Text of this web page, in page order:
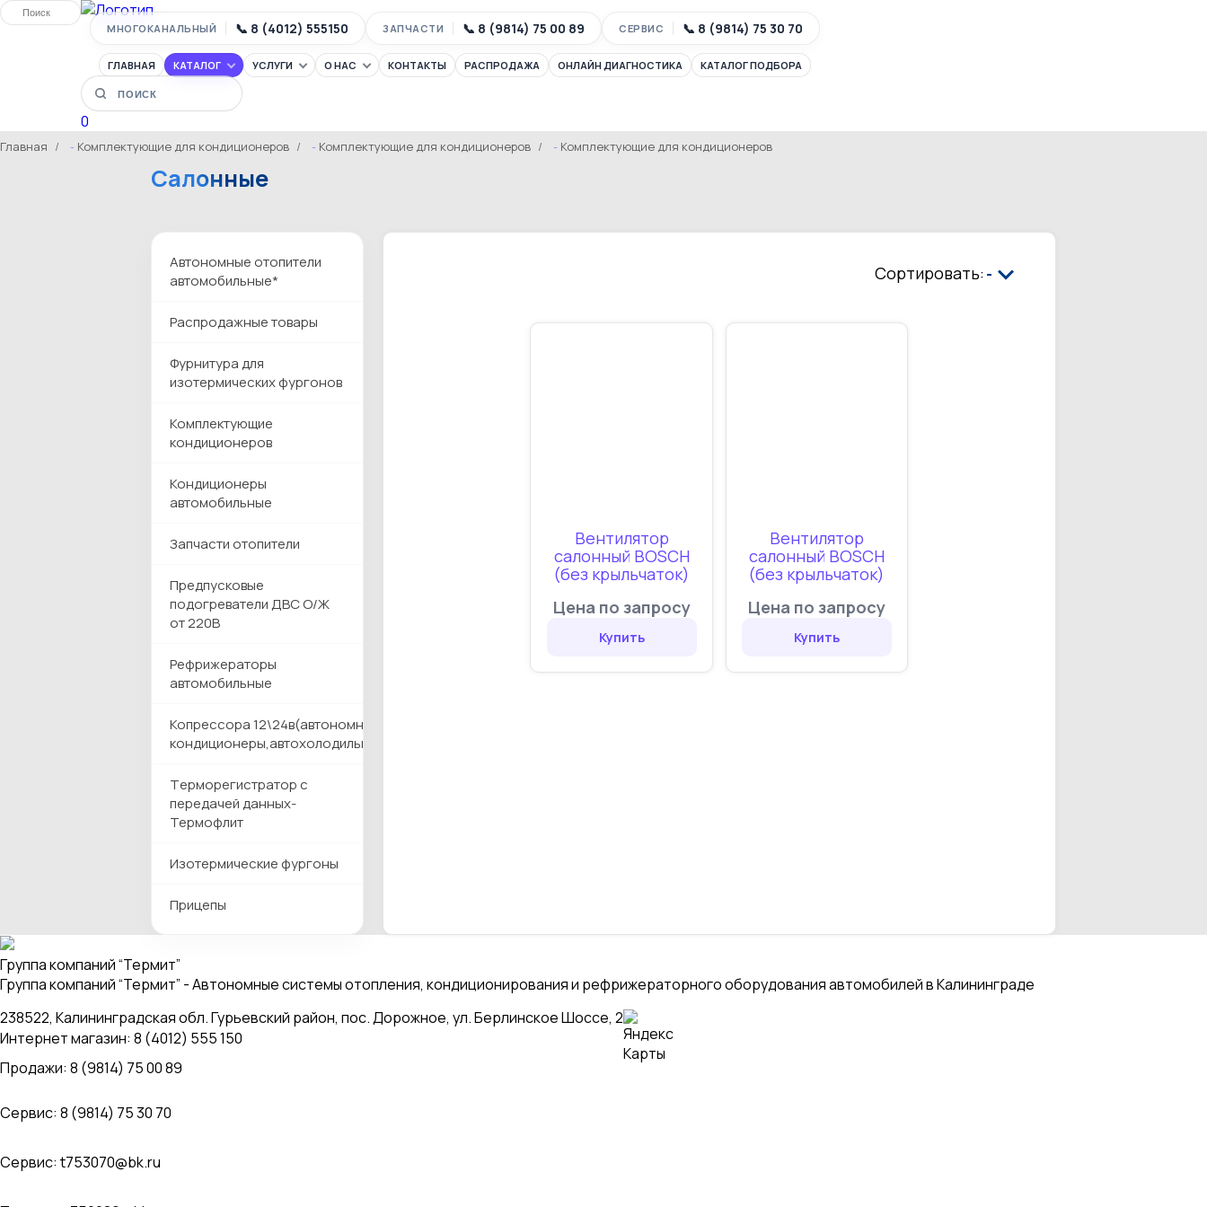
МНОГОКАНАЛЬНЫЙ 📞 8 (4012) 555150 ЗАПЧАСТИ 📞 8 (9814) 75 00 89 СЕРВИС 📞 8 (9814) 75 30 70
ГЛАВНАЯ КАТАЛОГ УСЛУГИ О НАС КОНТАКТЫ РАСПРОДАЖА ОНЛАЙН ДИАГНОСТИКА КАТАЛОГ ПОДБОРА
Главная Комплектующие для кондиционеров Комплектующие для кондиционеров Комплектующие для кондиционеров
Салонные
Автономные отопители
автомобильные*
Распродажные товары
Фурнитура для
изотермических фургонов
Комплектующие
кондиционеров
Кондиционеры
автомобильные
Запчасти отопители
Предпусковые
подогреватели ДВС О/Ж
от 220В
Рефрижераторы
автомобильные
Копрессора 12\24в(автономные
кондиционеры,автохолодильники)
Tерморегистратор с
передачей данных-
Термофлит
Изотермические фургоны
Прицепы
Сортировать:-
Вентилятор
салонный BOSCH
(без крыльчаток)
Цена по запросу
Купить
Вентилятор
салонный BOSCH
(без крыльчаток)
Цена по запросу
Купить
Группа компаний “Термит”
Группа компаний “Термит” - Автономные системы отопления, кондиционирования и рефрижераторного оборудования автомобилей в Калининграде
238522, Калининградская обл. Гурьевский район, пос. Дорожное, ул. Берлинское Шоссе, 2
Интернет магазин: 8 (4012) 555 150
Продажи: 8 (9814) 75 00 89
Сервис: 8 (9814) 75 30 70
Сервис:t753070@bk.ru